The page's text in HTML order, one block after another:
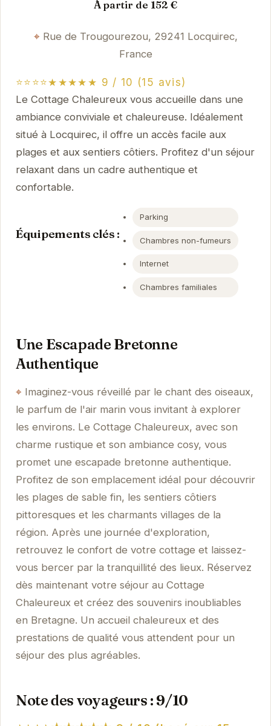
À partir de 152 €
Rue de Trougourezou, 29241 Locquirec,
France
⭐⭐⭐⭐★★★★★ 9 / 10 (15 avis)
Le Cottage Chaleureux vous accueille dans une
ambiance conviviale et chaleureuse. Idéalement
situé à Locquirec, il offre un accès facile aux
plages et aux sentiers côtiers. Profitez d'un séjour
relaxant dans un cadre authentique et
confortable.
Équipements clés :
Parking
Chambres non-fumeurs
Internet
Chambres familiales
Une Escapade Bretonne
Authentique
Imaginez-vous réveillé par le chant des oiseaux,
le parfum de l'air marin vous invitant à explorer
les environs. Le Cottage Chaleureux, avec son
charme rustique et son ambiance cosy, vous
promet une escapade bretonne authentique.
Profitez de son emplacement idéal pour découvrir
les plages de sable fin, les sentiers côtiers
pittoresques et les charmants villages de la
région. Après une journée d'exploration,
retrouvez le confort de votre cottage et laissez-
vous bercer par la tranquillité des lieux. Réservez
dès maintenant votre séjour au Cottage
Chaleureux et créez des souvenirs inoubliables
en Bretagne. Un accueil chaleureux et des
prestations de qualité vous attendent pour un
séjour des plus agréables.
Note des voyageurs : 9/10